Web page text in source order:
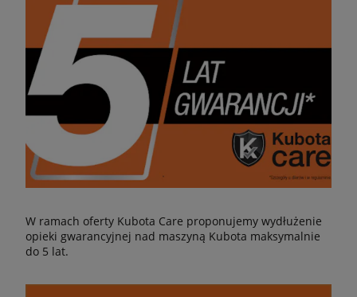
W ramach oferty Kubota Care proponujemy wydłużenie
opieki gwarancyjnej nad maszyną Kubota maksymalnie
do 5 lat.